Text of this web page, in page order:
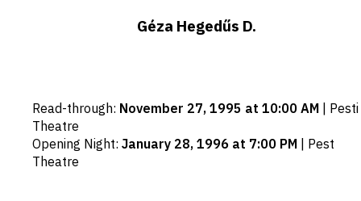
Géza Hegedűs D.
Important
dates
Read-through: November 27, 1995 at 10:00 AM
Pesti
Theatre
Opening Night: January 28, 1996 at 7:00 PM
Pest
Theatre